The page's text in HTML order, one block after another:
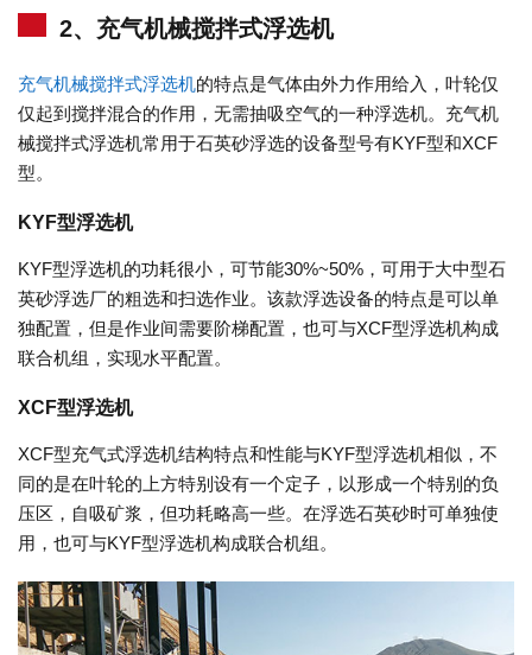
2、充气机械搅拌式浮选机
充气机械搅拌式浮选机的特点是气体由外力作用给入，叶轮仅
仅起到搅拌混合的作用，无需抽吸空气的一种浮选机。充气机
械搅拌式浮选机常用于石英砂浮选的设备型号有KYF型和XCF
型。
KYF型浮选机
KYF型浮选机的功耗很小，可节能30%~50%，可用于大中型石
英砂浮选厂的粗选和扫选作业。该款浮选设备的特点是可以单
独配置，但是作业间需要阶梯配置，也可与XCF型浮选机构成
联合机组，实现水平配置。
XCF型浮选机
XCF型充气式浮选机结构特点和性能与KYF型浮选机相似，不
同的是在叶轮的上方特别设有一个定子，以形成一个特别的负
压区，自吸矿浆，但功耗略高一些。在浮选石英砂时可单独使
用，也可与KYF型浮选机构成联合机组。